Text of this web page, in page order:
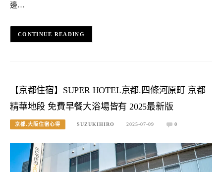
邊…
CONTINUE READING
【京都住宿】SUPER HOTEL京都.四條河原町 京都
精華地段 免費早餐大浴場皆有 2025最新版
京都.大阪住宿心得 SUZUKIHIRO 2025-07-09 0